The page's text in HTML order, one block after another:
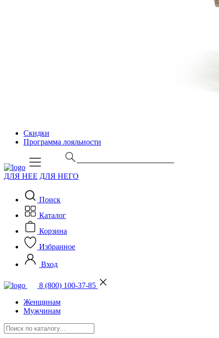
Скидки
Программа лояльности
ДЛЯ НЕЕ ДЛЯ НЕГО
Поиск
Каталог
Корзина
Избранное
Вход
8 (800) 100-37-85
Женщинам
Мужчинам